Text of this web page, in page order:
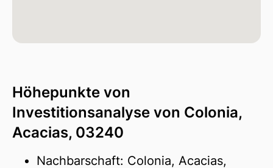
Höhepunkte von
Investitionsanalyse von Colonia,
Acacias, 03240
Nachbarschaft: Colonia, Acacias,